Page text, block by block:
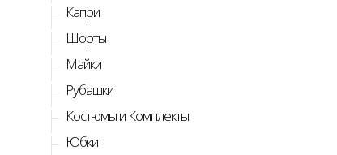
Капри
Шорты
Майки
Рубашки
Костюмы и Комплекты
Юбки